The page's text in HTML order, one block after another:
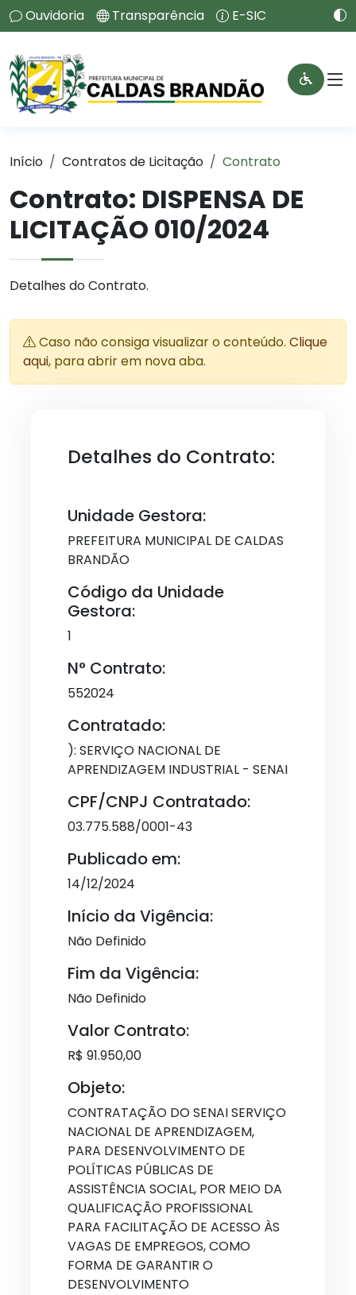
Ouvidoria Transparência E-SIC
Início Contratos de Licitação Contrato
Contrato: DISPENSA DE
LICITAÇÃO 010/2024
Detalhes do Contrato.
Caso não consiga visualizar o conteúdo. Clique
aqui, para abrir em nova aba.
Detalhes do Contrato:
Unidade Gestora:
PREFEITURA MUNICIPAL DE CALDAS
BRANDÃO
Código da Unidade
Gestora:
1
N° Contrato:
552024
Contratado:
): SERVIÇO NACIONAL DE
APRENDIZAGEM INDUSTRIAL - SENAI
CPF/CNPJ Contratado:
03.775.588/0001-43
Publicado em:
14/12/2024
Início da Vigência:
Não Definido
Fim da Vigência:
Não Definido
Valor Contrato:
R$ 91.950,00
Objeto:
CONTRATAÇÃO DO SENAI SERVIÇO
NACIONAL DE APRENDIZAGEM,
PARA DESENVOLVIMENTO DE
POLÍTICAS PÚBLICAS DE
ASSISTÊNCIA SOCIAL, POR MEIO DA
QUALIFICAÇÃO PROFISSIONAL
PARA FACILITAÇÃO DE ACESSO ÀS
VAGAS DE EMPREGOS, COMO
FORMA DE GARANTIR O
DESENVOLVIMENTO